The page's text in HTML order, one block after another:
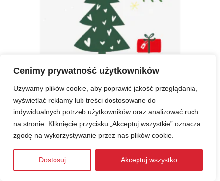
Cenimy prywatność użytkowników
Używamy plików cookie, aby poprawić jakość przeglądania,
wyświetlać reklamy lub treści dostosowane do
indywidualnych potrzeb użytkowników oraz analizować ruch
na stronie. Kliknięcie przycisku „Akceptuj wszystkie” oznacza
zgodę na wykorzystywanie przez nas plików cookie.
Dostosuj Akceptuj wszystko
13.11.2023
Kup uskrzydloną kartkę świąteczną dla
bliskich i współpracowników!
Świąteczny czas nie zawsze możemy spędzić ze
wszystkimi, którzy są nam bliscy. Wtedy z pomocą
przychodzą tradycyjne kartki świąteczne albo...